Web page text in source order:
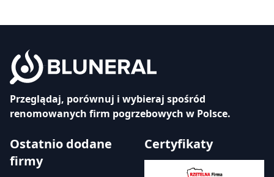
Przeglądaj, porównuj i wybieraj spośród
renomowanych firm pogrzebowych w Polsce.
Ostatnio dodane
firmy
Certyfikaty